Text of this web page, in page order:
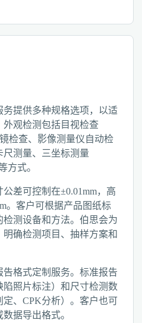
提供多种规格选项，以适
外观检测包括目视检查
检查、影像测量仪自动检
测量、三坐标测量
方式。
差可控制在±0.01mm，高
。客户可根据产品图纸标
测设备和方法。伯思会为
确检测项目、抽样方案和
格式定制服务。标准报告
照片标注）和尺寸检测数
、CPK分析）。客户也可
据导出格式。